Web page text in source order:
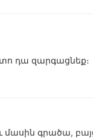
դա զարգացնեք։
մասին գրածա,